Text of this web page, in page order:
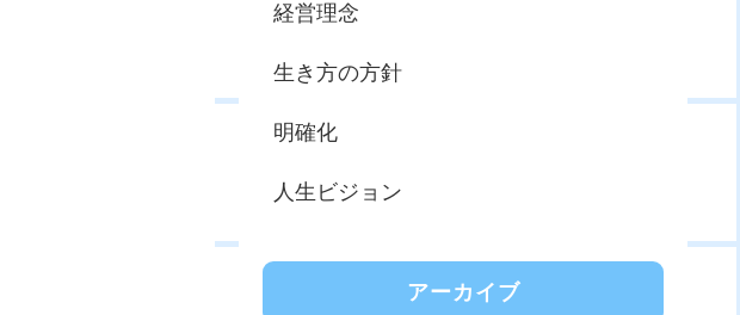
経営理念
生き方の方針
明確化
人生ビジョン
アーカイブ